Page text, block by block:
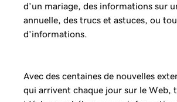
d’un mariage, des informations sur
annuelle, des trucs et astuces, ou
d’informations.
Avec des centaines de nouvelles
qui arrivent chaque jour sur le Web,